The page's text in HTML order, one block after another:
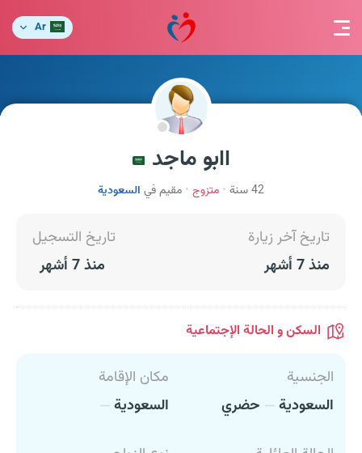
Ar
اابو ماجد
42 سنة متزوج مقيم في السعودية
تاريخ آخر زيارة
منذ 7 أشهر
تاريخ التسجيل
منذ 7 أشهر
السكن و الحالة الإجتماعية
الجنسية
السعودية
حضري
مكان الإقامة
السعودية